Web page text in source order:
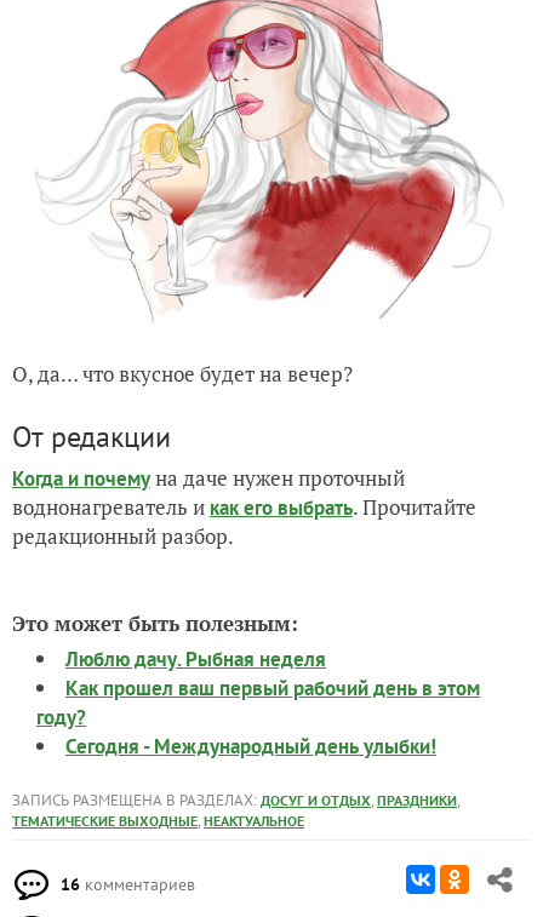
О, да… что вкусное будет на вечер?
От редакции
Когда и почемуна даче нужен проточный
воднонагреватель и как его выбрать. Прочитайте
редакционный разбор.
Это может быть полезным:
Люблю дачу. Рыбная неделя
Как прошел ваш первый рабочий день в этом
году?
Сегодня - Международный день улыбки!
ЗАПИСЬ РАЗМЕЩЕНА В РАЗДЕЛАХ: ДОСУГ И ОТДЫХ, ПРАЗДНИКИ,
ТЕМАТИЧЕСКИЕ ВЫХОДНЫЕ, НЕАКТУАЛЬНОЕ
16 комментариев